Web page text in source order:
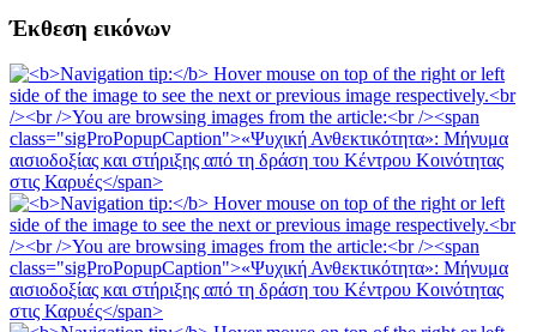
Έκθεση εικόνων